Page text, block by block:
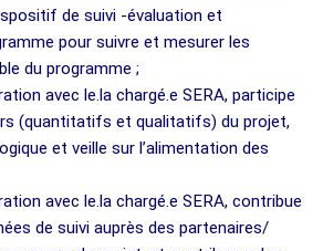
de suivi -évaluation et
pour suivre et mesurer les
du programme ;
avec le.la chargé.e SERA, participe
(quantitatifs et qualitatifs) du projet,
et veille sur l’alimentation des
avec le.la chargé.e SERA, contribue
de suivi auprès des partenaires/